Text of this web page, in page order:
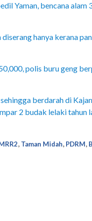
Yaman, bencana alam
hanya kerana
polis buru geng
berdarah di
2 budak lelaki tahun
, Taman Midah, PDRM,